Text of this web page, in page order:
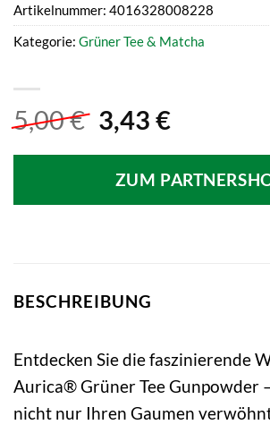
5,00€ Ursprünglicher
war:
5,00 €
3,43 €Aktueller
ist:
3,43 €.
ZUM
Artikelnummer: 4016328008228
Kategorie: Grüner Tee & Matcha
BESCHREIBUNG
Entdecken Sie die faszinierende
Aurica® Grüner Tee Gunpowder
nicht nur Ihren Gaumen